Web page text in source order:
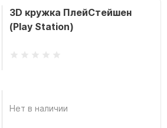
3D кружка ПлейСтейшен
(Play Station)
Нет в наличии